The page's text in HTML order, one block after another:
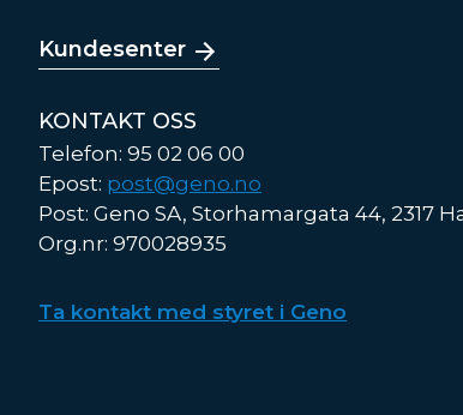
Kundesenter
KONTAKT OSS
Telefon: 95 02 06 00
Epost: post@geno.no
Post: Geno SA, Storhamargata 44, 2317
Org.nr: 970028935
Ta kontakt med styret i Geno